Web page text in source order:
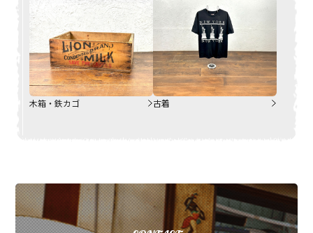
木箱・鉄カゴ 古着